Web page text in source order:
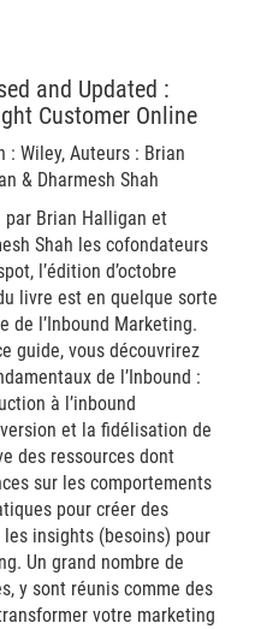
and Updated :
Customer Online
: Wiley, Auteurs : Brian
& Dharmesh Shah
par Brian Halligan et
Shah les cofondateurs
l’édition d’octobre
livre est en quelque sorte
de l’Inbound Marketing.
guide, vous découvrirez
de l’Inbound :
à l’inbound
et la fidélisation de
des ressources dont
sur les comportements
pour créer des
insights (besoins) pour
Un grand nombre de
y sont réunis comme des
votre marketing